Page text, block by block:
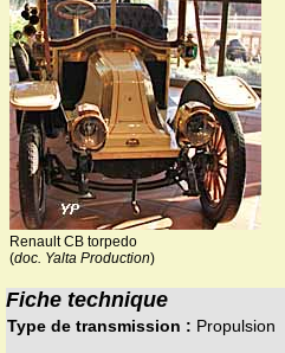
Renault CB torpedo
(doc. Yalta Production)
Fiche technique
Type de transmission : Propulsion